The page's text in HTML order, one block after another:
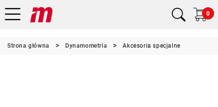
0
Strona główna Dynamometria Akcesoria specjalne